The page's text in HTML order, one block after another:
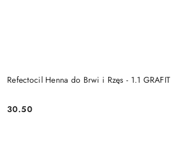
Refectocil Henna do Brwi i Rzęs - 1.1 GRAFIT
Cena:
30.50